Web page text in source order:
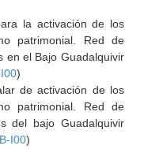
la activación de los
patrimonial. Red de
en el Bajo Guadalquivir
)
de activación de los
patrimonial. Red de
del bajo Guadalquivir
I00)